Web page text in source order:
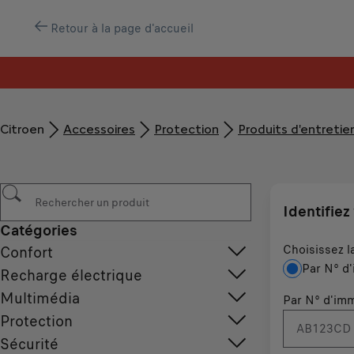
Retour à la page d'accueil
Citroen Accessoires Protection Produits
Catégories
Confort
Recharge électrique
Multimédia
Protection
Sécurité
Identifiez
Choisissez
Par N°
Par N°